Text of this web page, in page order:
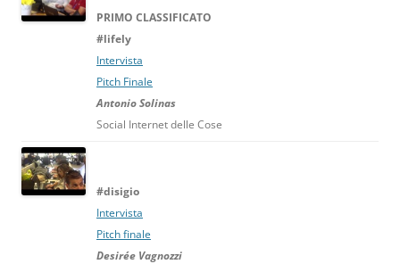
PRIMO CLASSIFICATO
#lifely
Intervista
Pitch Finale
Antonio Solinas
Social Internet delle Cose
#disigio
Intervista
Pitch finale
Desirée Vagnozzi